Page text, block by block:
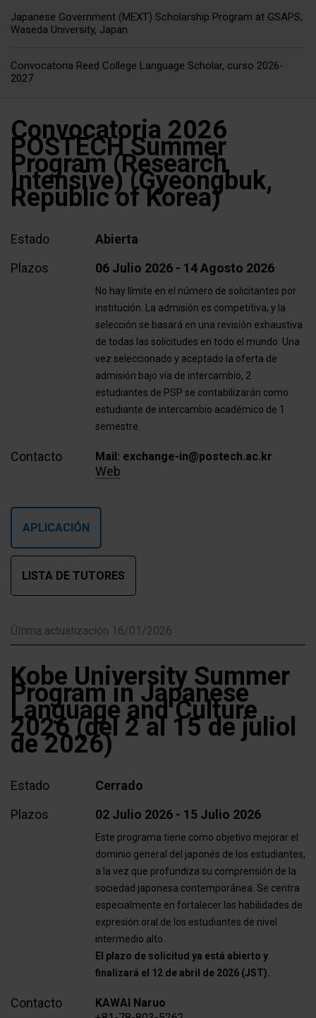
Japanese Government (MEXT) Scholarship Program at GSAPS,
Waseda University, Japan
Convocatoria Reed College Language Scholar, curso 2026-
2027
Convocatoria 2026
POSTECH Summer
Program (Research
Intensive) (Gyeongbuk,
Republic of Korea)
Estado
Abierta
Plazos
06 Julio 2026 - 14 Agosto 2026
No hay límite en el número de solicitantes por
institución. La admisión es competitiva, y la
selección se basará en una revisión exhaustiva
de todas las solicitudes en todo el mundo. Una
vez seleccionado y aceptado la oferta de
admisión bajo vía de intercambio, 2
estudiantes de PSP se contabilizarán como
estudiante de intercambio académico de 1
semestre.
Contacto Mail: exchange-in@postech.ac.kr
Web
APLICACIÓN
LISTA DE TUTORES
Última actualización 16/01/2026
Kobe University Summer
Program in Japanese
Language and Culture
2026 (del 2 al 15 de juliol
de 2026)
Estado
Cerrado
Plazos
02 Julio 2026 - 15 Julio 2026
Este programa tiene como objetivo mejorar el
dominio general del japonés de los estudiantes,
a la vez que profundiza su comprensión de la
sociedad japonesa contemporánea. Se centra
especialmente en fortalecer las habilidades de
expresión oral de los estudiantes de nivel
intermedio alto.
El plazo de solicitud ya está abierto y
finalizará el 12 de abril de 2026 (JST).
Contacto
KAWAI Naruo